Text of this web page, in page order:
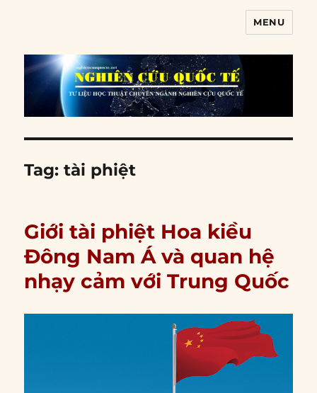
MENU
Tag:tài phiệt
Giới tài phiệt Hoa kiều
Đông Nam Á và quan hệ
nhạy cảm với Trung Quốc